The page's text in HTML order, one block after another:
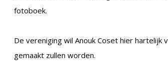
fotoboek.
De vereniging wil Anouk Coset hier
gemaakt zullen worden.